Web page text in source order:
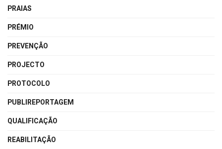
PRAIAS
PRÉMIO
PREVENÇÃO
PROJECTO
PROTOCOLO
PUBLIREPORTAGEM
QUALIFICAÇÃO
REABILITAÇÃO